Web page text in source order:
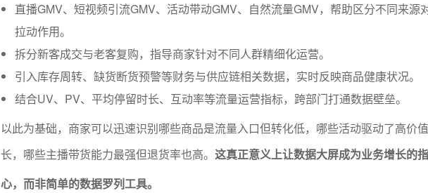
直播GMV、短视频引流GMV、活动带动GMV、自然流量GMV，帮助区分不同来源
拉动作用。
拆分新客成交与老客复购，指导商家针对不同人群精细化运营。
引入库存周转、缺货断货预警等财务与供应链相关数据，实时反映商品健康状况。
结合UV、PV、平均停留时长、互动率等流量运营指标，跨部门打通数据壁垒。
以此为基础，商家可以迅速识别哪些商品是流量入口但转化低，哪些活动驱动了高价
长，哪些主播带货能力最强但退货率也高。 这真正意义上让数据大屏成为业务增长的
心，而非简单的数据罗列工具。